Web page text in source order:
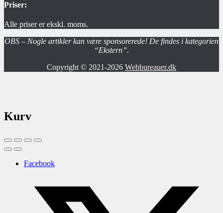
Priser:
Alle priser er ekskl. moms.
OBS – Nogle artikler kan være sponsorerede! De findes i kategorien
“Ekstern”.
Copyright © 2021-2026 Webbureauer.dk
Kurv
Facebook